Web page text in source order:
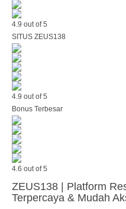
4.9 out of 5
SITUS ZEUS138
4.9 out of 5
Bonus Terbesar
4.6 out of 5
ZEUS138 | Platform
Terpercaya & Mudah